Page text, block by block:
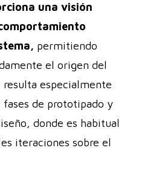
una visión
permitiendo
el origen del
resulta especialmente
de prototipado y
donde es habitual
iteraciones sobre el